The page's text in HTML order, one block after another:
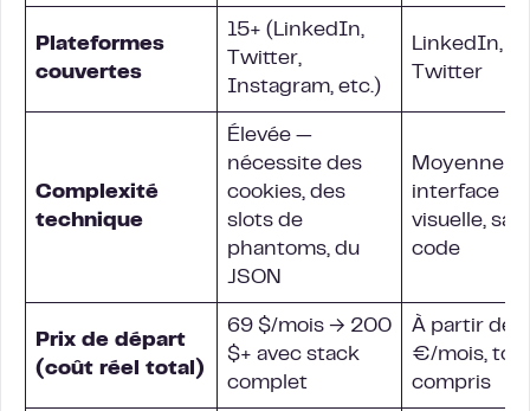
Plateformes
couvertes
15+ (LinkedIn,
Twitter,
Instagram, etc.)
LinkedIn,
Twitter
Complexité
technique
Élevée —
nécessite des
cookies, des
slots de
phantoms, du
JSON
Moyenne —
interface
visuelle,
code
Prix de départ
(coût réel total)
69 $/mois → 200
$+ avec stack
complet
À partir de
€/mois,
compris